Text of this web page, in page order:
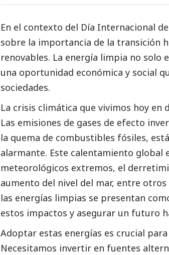
En el contexto del Día Internacional
sobre la importancia de la transición
renovables. La energía limpia no solo
una oportunidad económica y social
sociedades.
La crisis climática que vivimos hoy en
Las emisiones de gases de efecto
la quema de combustibles fósiles,
alarmante. Este calentamiento global
meteorológicos extremos, el
aumento del nivel del mar, entre
las energías limpias se presentan
estos impactos y asegurar un futuro
Adoptar estas energías es crucial
Necesitamos invertir en fuentes